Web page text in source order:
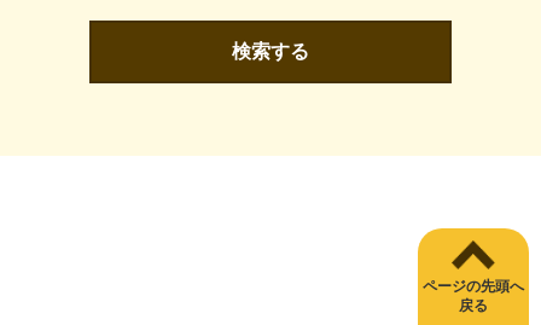
検索する
ページの先頭へ
戻る